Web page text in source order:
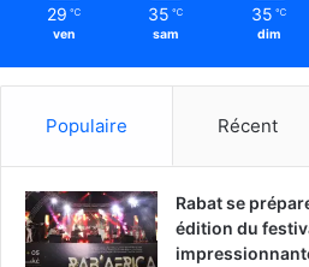
29 ℃
ven
35 ℃
sam
35 ℃
dim
Populaire Récent
Rabat se
édition du